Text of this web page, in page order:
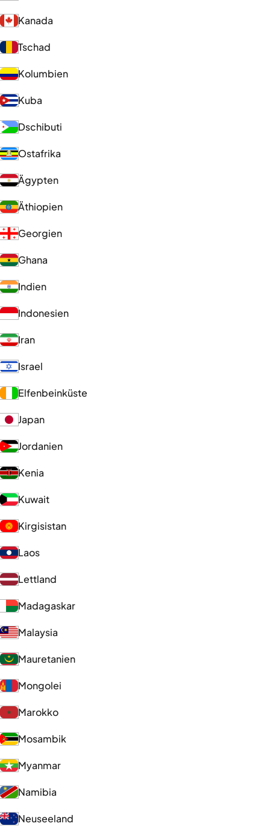
Kanada
Tschad
Kolumbien
Kuba
Dschibuti
Ostafrika
Ägypten
Äthiopien
Georgien
Ghana
Indien
Indonesien
Iran
Israel
Elfenbeinküste
Japan
Jordanien
Kenia
Kuwait
Kirgisistan
Laos
Lettland
Madagaskar
Malaysia
Mauretanien
Mongolei
Marokko
Mosambik
Myanmar
Namibia
Neuseeland